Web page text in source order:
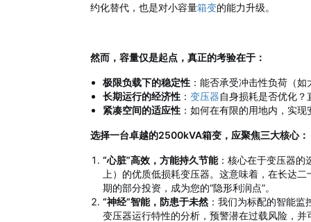
约化替代，也是对小容量箱变的能力升级。
然而，容量仅是起点，真正的考验在于：
极限负载下的稳定性 ：能否承受冲击性负荷（
长期运行的经济性 ： 变压器自身损耗是否优化
紧凑空间的适应性 ：如何在有限的用地内，实
选择一台卓越的2500kVA箱变，应聚焦三大核心：
“心脏”高效，方能持久节能：核心在于变压器的
上）的优质低损耗变压器。这意味着，在长达
期的部分投资，成为您的“隐形利润点”。
“神经”智能，防患于未然 ：我们为标配的智能
变压器运行特性的分析，预警潜在过载风险，并